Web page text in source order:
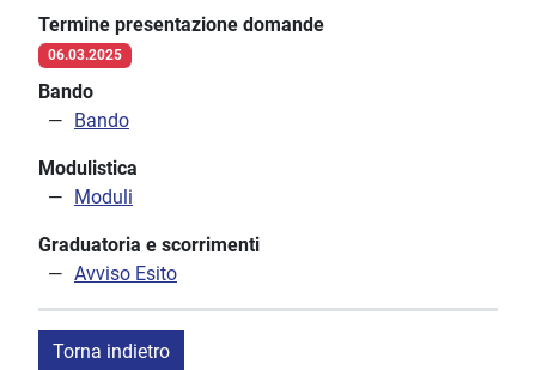
Termine presentazione domande
06.03.2025
Bando
Bando
Modulistica
Moduli
Graduatoria e scorrimenti
Avviso Esito
Torna indietro